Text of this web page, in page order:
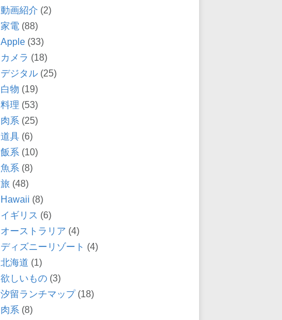
動画紹介 (2)
家電 (88)
Apple (33)
カメラ (18)
デジタル (25)
白物 (19)
料理 (53)
肉系 (25)
道具 (6)
飯系 (10)
魚系 (8)
旅 (48)
Hawaii (8)
イギリス (6)
オーストラリア (4)
ディズニーリゾート (4)
北海道 (1)
欲しいもの (3)
汐留ランチマップ(18)
肉系 (8)